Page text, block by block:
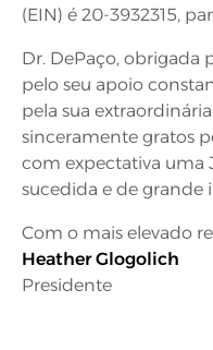
(EIN) é 20-3932315,
Dr. DePaço, obrigada
pelo seu apoio
pela sua
sinceramente gratos
com expectativa uma
sucedida e de grande
Com o mais elevado
Heather Glogolich
Presidente